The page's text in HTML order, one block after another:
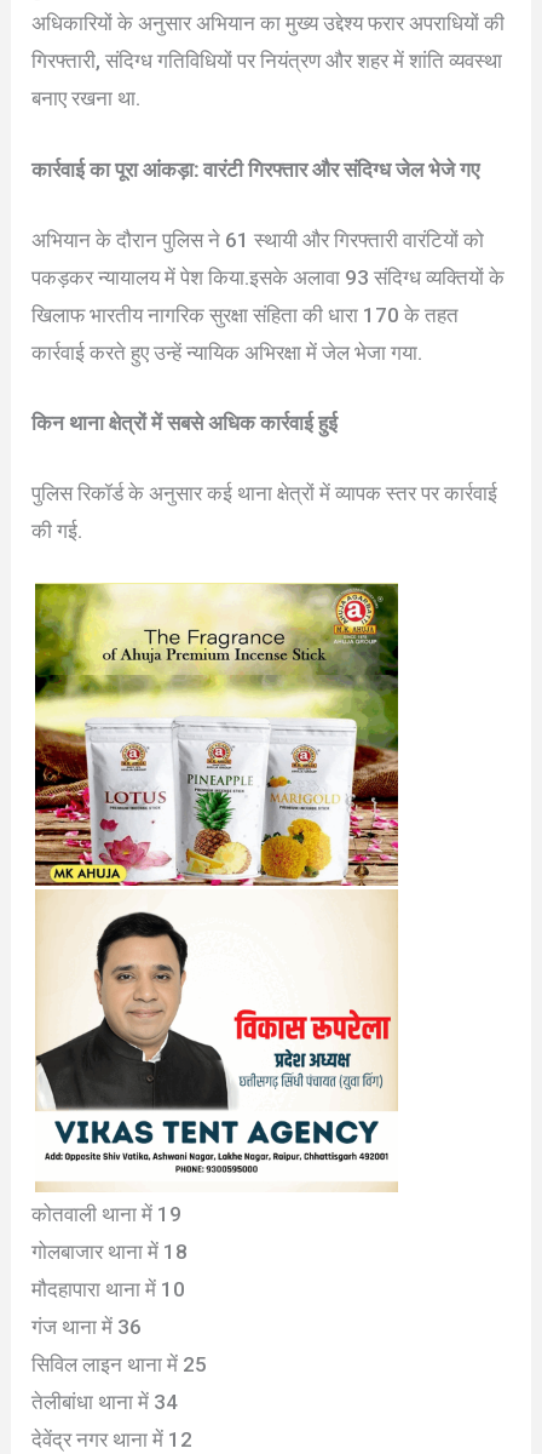
अधिकारियों के अनुसार अभियान का मुख्य उद्देश्य फरार अपराधियों की
गिरफ्तारी, संदिग्ध गतिविधियों पर नियंत्रण और शहर में शांति व्यवस्था
बनाए रखना था.
कार्रवाई का पूरा आंकड़ा: वारंटी गिरफ्तार और संदिग्ध जेल भेजे गए
अभियान के दौरान पुलिस ने 61 स्थायी और गिरफ्तारी वारंटियों को
पकड़कर न्यायालय में पेश किया.इसके अलावा 93 संदिग्ध व्यक्तियों के
खिलाफ भारतीय नागरिक सुरक्षा संहिता की धारा 170 के तहत
कार्रवाई करते हुए उन्हें न्यायिक अभिरक्षा में जेल भेजा गया.
किन थाना क्षेत्रों में सबसे अधिक कार्रवाई हुई
पुलिस रिकॉर्ड के अनुसार कई थाना क्षेत्रों में व्यापक स्तर पर कार्रवाई
की गई.
कोतवाली थाना में 19
गोलबाजार थाना में 18
मौदहापारा थाना में 10
गंज थाना में 36
सिविल लाइन थाना में 25
तेलीबांधा थाना में 34
देवेंद्र नगर थाना में 12